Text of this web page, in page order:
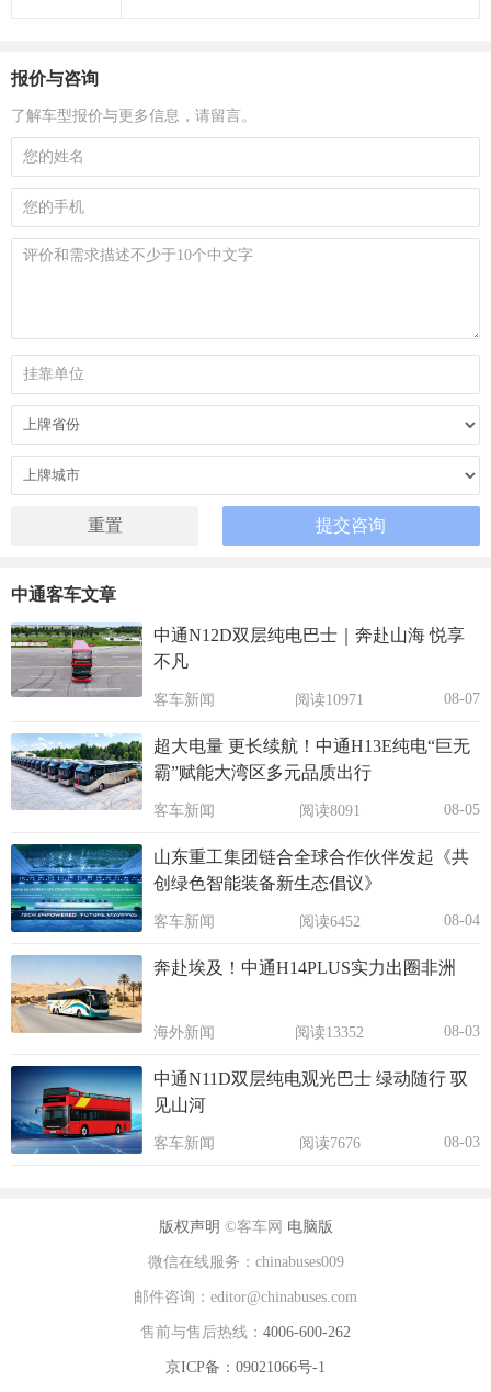
报价与咨询
了解车型报价与更多信息，请留言。
中通客车文章
中通N12D双层纯电巴士｜奔赴山海 悦享
不凡
客车新闻 阅读10971 08-07
超大电量 更长续航！中通H13E纯电“巨无
霸”赋能大湾区多元品质出行
客车新闻 阅读8091 08-05
山东重工集团链合全球合作伙伴发起《共
创绿色智能装备新生态倡议》
客车新闻 阅读6452 08-04
奔赴埃及！中通H14PLUS实力出圈非洲
海外新闻 阅读13352 08-03
中通N11D双层纯电观光巴士 绿动随行 驭
见山河
客车新闻 阅读7676 08-03
版权声明 ©客车网 电脑版
微信在线服务：chinabuses009
邮件咨询：editor@chinabuses.com
售前与售后热线： 4006-600-262
京ICP备：09021066号-1